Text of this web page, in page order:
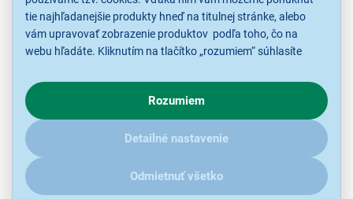
tie najhľadanejšie produkty hneď na titulnej stránke, alebo
vám upravovať zobrazenie produktov podľa toho, čo na
webu hľadáte. Kliknutím na tlačítko „rozumiem“ súhlasíte
o chovaní na webe pre zobrazovaní cielených reklám.
V prípade že vás zaujímajú detaily, ako u nás s cookies a
ďalšími údaji pracujeme, kliknitesem.
Rozumiem
Detailné nastavenie
Odmietnuť všetko
Casio AP-S450BK
Digitálne piano, 88 štandardných kláves s prirodzene vyváženou
kladivkovou mechanikou, 5 stupňov citlivosti dynamiky úderu,
polyfónia max. 256 hlasov, 26 zvukových registrov, aplikácia CASIO
Music Space